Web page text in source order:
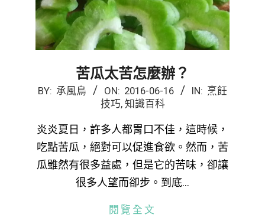
苦瓜太苦怎麼辦？
2016-
16
BY: 承風鳥 ON: 2016-06-16 IN: 烹飪
技巧, 知識百科
炎炎夏日，許多人都胃口不佳，這時候，
吃點苦瓜，絕對可以促進食欲。然而，苦
瓜雖然有很多益處，但是它的苦味，卻讓
很多人望而卻步。到底…
閱覽全文